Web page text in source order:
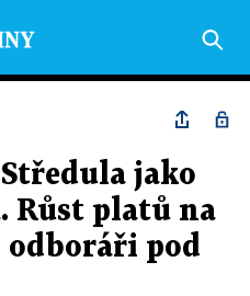
jako
Růst platů na
pod